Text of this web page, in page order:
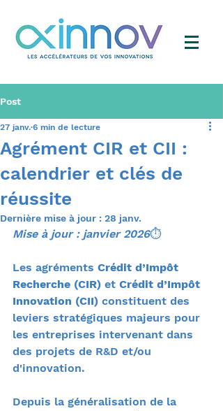
Post
Agrément CIR et CII :
calendrier et clés de
réussite
27 janv. 6 min de lecture
Dernière mise à jour : 28 janv.
Mise à jour : janvier 2026⏱️
Les agréments Crédit d’Impôt
Recherche (CIR) et Crédit d’Impôt
Innovation (CII) constituent des
leviers stratégiques majeurs pour
les entreprises intervenant dans
des projets de R&D et/ou
d'innovation.
Depuis la généralisation de la